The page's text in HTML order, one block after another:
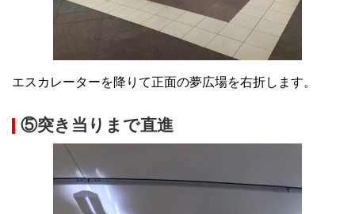
エスカレーターを降りて正面の夢広場を右折します。
⑤突き当りまで直進